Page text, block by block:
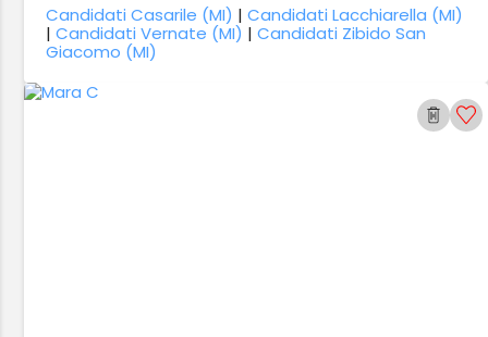
Candidati Casarile (MI) |Candidati Lacchiarella (MI)
|Candidati Vernate (MI) |Candidati Zibido San
Giacomo (MI)